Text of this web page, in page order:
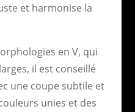
et harmonise la
en V, qui
il est conseillé
une coupe subtile et
unies et des